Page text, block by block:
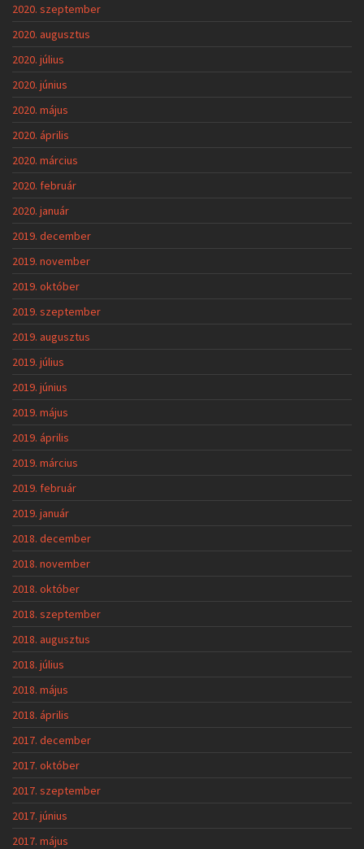
2020. szeptember
2020. augusztus
2020. július
2020. június
2020. május
2020. április
2020. március
2020. február
2020. január
2019. december
2019. november
2019. október
2019. szeptember
2019. augusztus
2019. július
2019. június
2019. május
2019. április
2019. március
2019. február
2019. január
2018. december
2018. november
2018. október
2018. szeptember
2018. augusztus
2018. július
2018. május
2018. április
2017. december
2017. október
2017. szeptember
2017. június
2017. május